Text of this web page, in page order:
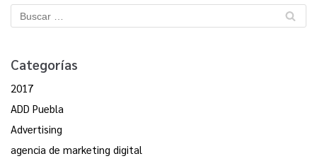
Categorías
2017
ADD Puebla
Advertising
agencia de marketing digital